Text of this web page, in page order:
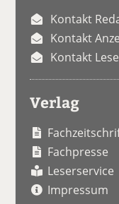
Kontakt
Kontakt
Kontakt
Verlag
Fachpresse
Leserservice
Impressum